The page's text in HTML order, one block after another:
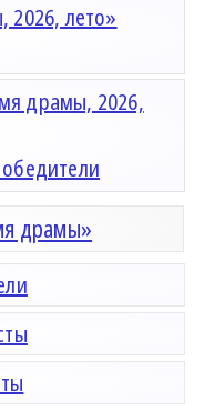
2026, лето»
драмы, 2026,
драмы»